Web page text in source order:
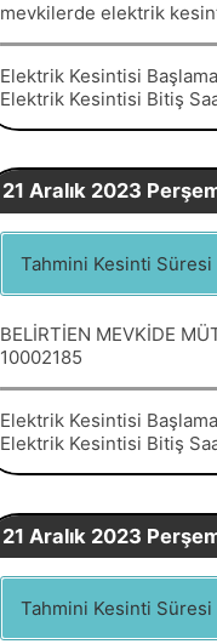
mevkilerde elektrik
Elektrik Kesintisi
Elektrik Kesintisi Bitiş
21 Aralık 2023
Tahmini Kesinti
BELİRTİEN MEVKİDE
10002185
Elektrik Kesintisi
Elektrik Kesintisi Bitiş
21 Aralık 2023
Tahmini Kesinti Süresi